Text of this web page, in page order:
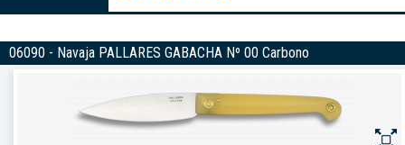
06090 - Navaja PALLARES GABACHA Nº 00 Carbono